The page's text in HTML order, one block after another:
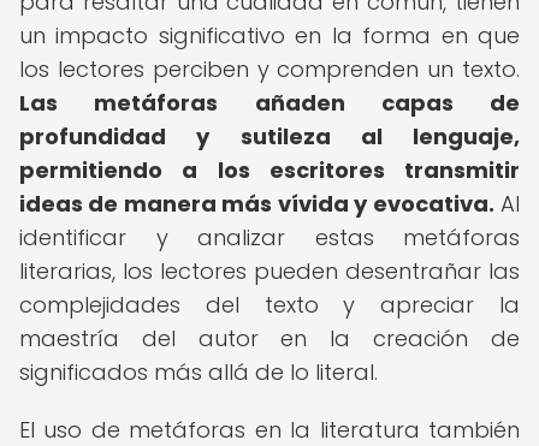
un impacto significativo en la forma en que
los lectores perciben y comprenden un texto.
Las metáforas añaden capas de
profundidad y sutileza al lenguaje,
permitiendo a los escritores transmitir
ideas de manera más vívida y evocativa. Al
identificar y analizar estas metáforas
literarias, los lectores pueden desentrañar las
complejidades del texto y apreciar la
maestría del autor en la creación de
significados más allá de lo literal.
El uso de metáforas en la literatura también